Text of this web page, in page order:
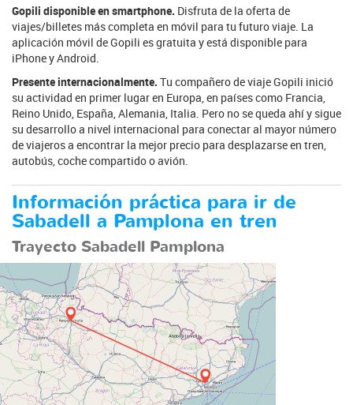
Gopili disponible en smartphone. Disfruta de la oferta de
viajes/billetes más completa en móvil para tu futuro viaje. La
aplicación móvil de Gopili es gratuita y está disponible para
iPhone y Android.
Presente internacionalmente. Tu compañero de viaje Gopili inició
su actividad en primer lugar en Europa, en países como Francia,
Reino Unido, España, Alemania, Italia. Pero no se queda ahí y sigue
su desarrollo a nivel internacional para conectar al mayor número
de viajeros a encontrar la mejor precio para desplazarse en tren,
autobús, coche compartido o avión.
Información práctica para ir de
Sabadell a Pamplona en tren
Trayecto Sabadell Pamplona